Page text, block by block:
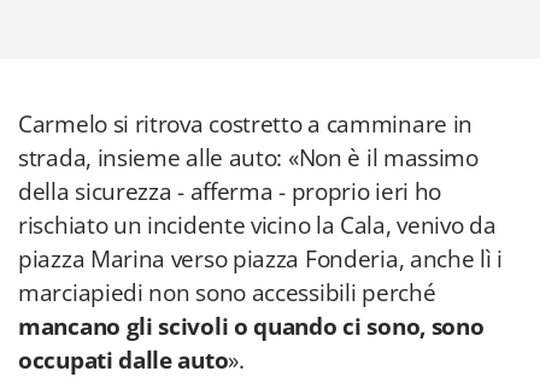
Carmelo si ritrova costretto a camminare in
strada, insieme alle auto: «Non è il massimo
della sicurezza - afferma - proprio ieri ho
rischiato un incidente vicino la Cala, venivo da
piazza Marina verso piazza Fonderia, anche lì i
marciapiedi non sono accessibili perché
mancano gli scivoli o quando ci sono, sono
occupati dalle auto».